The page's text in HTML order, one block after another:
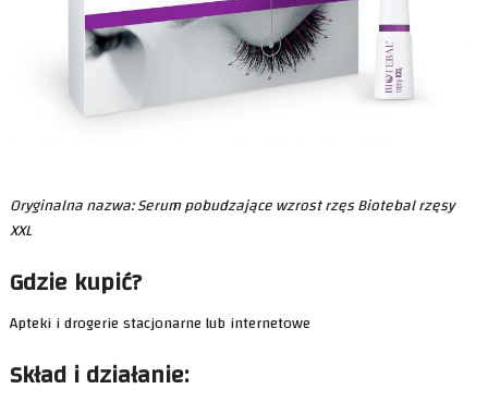
Oryginalna nazwa: Serum pobudzające wzrost rzęs Biotebal rzęsy
XXL
Gdzie kupić?
Apteki i drogerie stacjonarne lub internetowe
Skład i działanie: